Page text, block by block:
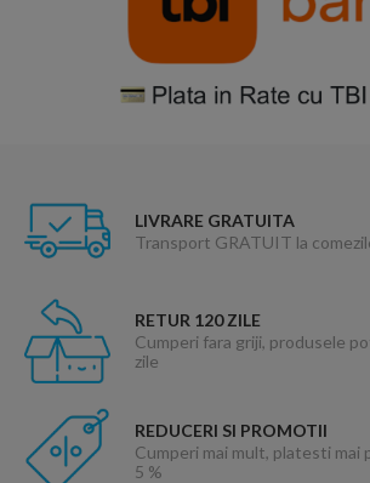
LIVRARE GRATUITA
Transport GRATUIT la
RETUR 120 ZILE
Cumperi fara griji, produsele
zile
REDUCERI SI PROMOTII
Cumperi mai mult, platesti mai
5 %